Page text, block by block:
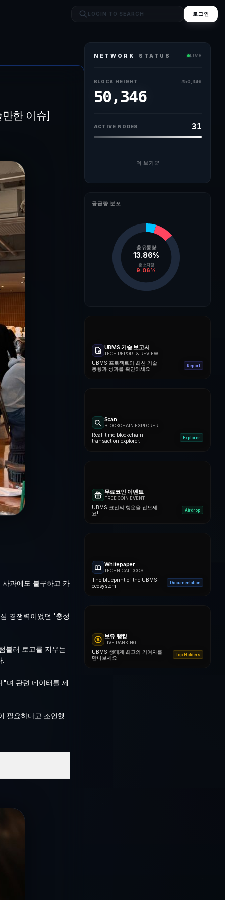
로그인
내에 고객들이 기다리고 있다./사진=뉴스1 [파이낸셜뉴스] "매
한 이슈]
과에도 불구하고 카
경쟁력이었던 '충성
블러 로고를 지우는
.
"며 관련 데이터를 제
필요하다고 조언했
NETWORK STATUS LIVE
BLOCK HEIGHT #50,346
50,346
ACTIVE NODES 31
더 보기
공급량 분포
총 유통량
13.86%
총 소각량
9.06%
UBMS 기술 보고서
TECH REPORT & REVIEW
UBMS 프로젝트의 최신 기술
동향과 성과를 확인하세요.
Report
Scan
BLOCKCHAIN EXPLORER
Real-time blockchain
transaction explorer.
Explorer
무료코인 이벤트
FREE COIN EVENT
UBMS 코인의 행운을 잡으세
요!
Airdrop
Whitepaper
TECHNICAL DOCS
The blueprint of the UBMS
ecosystem.
Documentation
보유 랭킹
LIVE RANKING
UBMS 생태계 최고의 기여자를
만나보세요.
Top Holders